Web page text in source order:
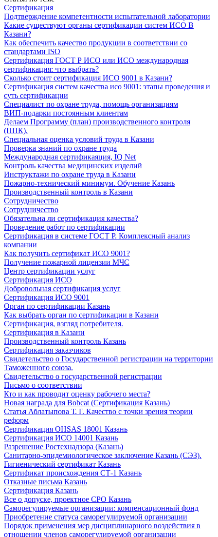
Сертификация
Подтверждение компетентности испытательной лаборатории
Какие существуют органы сертификации систем ИСО В
Казани?
Как обеспечить качество продукции в соответствии со
стандартами ISO
Сертификация ГОСТ Р ИСО или ИСО международная
сертификация: что выбрать?
Сколько стоит сертификация ИСО 9001 в Казани?
Сертификация систем качества исо 9001: этапы проведения и
суть сертификации
Специалист по охране труда, помощь организациям
ВИП-подарки постоянным клиентам
Делаем Программу (план) производственного контроля
(ППК).
Специальная оценка условий труда в Казани
Проверка знаний по охране труда
Международная сертификаяция, IQ Net
Контроль качества медицинских изделий
Инструктажи по охране труда в Казани
Пожарно-технический минимум. Обучение Казань
Производственный контроль в Казани
Сотрудничество
Сотрудничество
Обязательна ли сертификация качества?
Проведение работ по сертификации
Сертификация в системе ГОСТ Р. Комплексный анализ
компании
Как получить сертификат ИСО 9001?
Получение пожарной лицензии МЧС
Центр сертификации услуг
Сертификация ИСО
Добровольная сертификация услуг
Сертификация ИСО 9001
Орган по сертификации Казань
Как выбрать орган по сертификации в Казани
Сертификация, взгляд потребителя.
Сертификация в Казани
Производственный контроль Казань
Сертификация заказчиков
Свидетельство о Государственной регистрации на территории
Таможенного союза.
Свидетельство о государственной регистрации
Письмо о соответствии
Кто и как проводит оценку рабочего места?
Новая награда для Bobcat (Сертификация Казань)
Статья Аблатыпова Т. Г. Качество с точки зрения теории
реформ
Сертификация OHSAS 18001 Казань
Сертификация ИСО 14001 Казань
Разрешение Ростехнадзора (Казань)
Санитарно-эпидемиологическое заключение Казань (СЭЗ).
Гигиенический сертификат Казань
Сертификат происхождения СТ-1 Казань
Отказные письма Казань
Сертификация Казань
Все о допуске, проектное СРО Казань
Саморегулируемые организации: компенсационный фонд
Приобретение статуса саморегулируемой организации
Порядок применения мер дисциплинарного воздействия в
отношении членов саморегулируемой организации